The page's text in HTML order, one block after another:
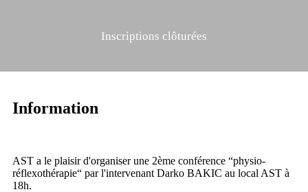
Inscriptions clôturées
Information
AST a le plaisir d'organiser une 2ème conférence “physio-
réflexothérapie“ par l'intervenant Darko BAKIC au local AST à
18h.